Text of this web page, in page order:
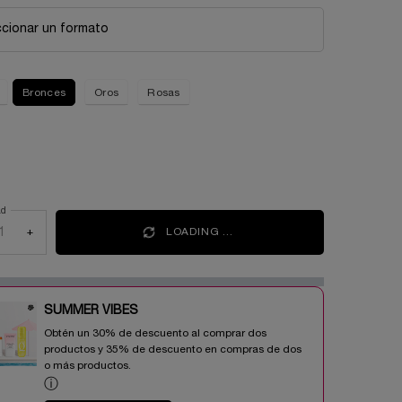
un formato
Bronces Oros Rosas
Glaze, 1 of 1
+ LOADING ...
SUMMER VIBES​
Obtén un 30% de descuento al comprar dos
productos y 35% de descuento en compras de dos
o más productos.​
ⓘ